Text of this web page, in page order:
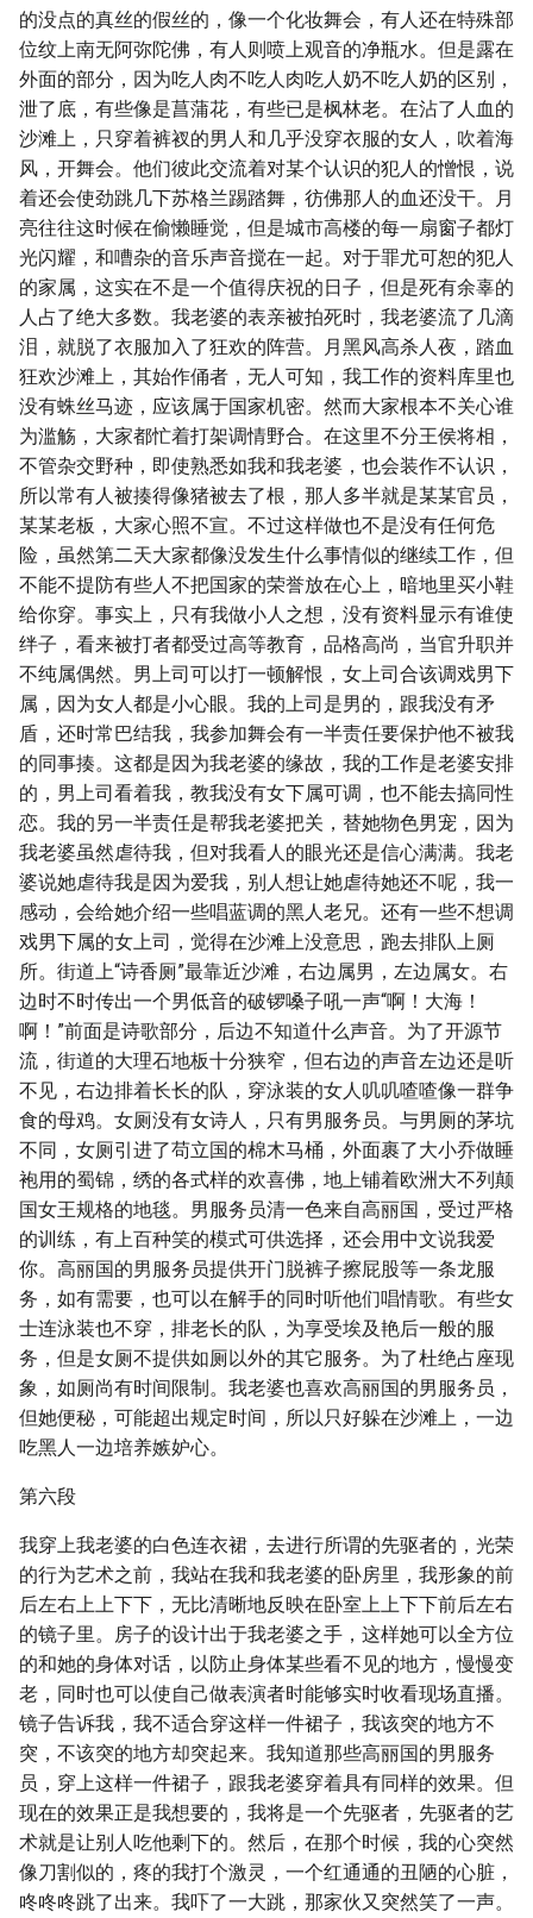
的没点的真丝的假丝的，像一个化妆舞会，有人还在特殊部
位纹上南无阿弥陀佛，有人则喷上观音的净瓶水。但是露在
外面的部分，因为吃人肉不吃人肉吃人奶不吃人奶的区别，
泄了底，有些像是菖蒲花，有些已是枫林老。在沾了人血的
沙滩上，只穿着裤衩的男人和几乎没穿衣服的女人，吹着海
风，开舞会。他们彼此交流着对某个认识的犯人的憎恨，说
着还会使劲跳几下苏格兰踢踏舞，彷佛那人的血还没干。月
亮往往这时候在偷懒睡觉，但是城市高楼的每一扇窗子都灯
光闪耀，和嘈杂的音乐声音搅在一起。对于罪尤可恕的犯人
的家属，这实在不是一个值得庆祝的日子，但是死有余辜的
人占了绝大多数。我老婆的表亲被拍死时，我老婆流了几滴
泪，就脱了衣服加入了狂欢的阵营。月黑风高杀人夜，踏血
狂欢沙滩上，其始作俑者，无人可知，我工作的资料库里也
没有蛛丝马迹，应该属于国家机密。然而大家根本不关心谁
为滥觞，大家都忙着打架调情野合。在这里不分王侯将相，
不管杂交野种，即使熟悉如我和我老婆，也会装作不认识，
所以常有人被揍得像猪被去了根，那人多半就是某某官员，
某某老板，大家心照不宣。不过这样做也不是没有任何危
险，虽然第二天大家都像没发生什么事情似的继续工作，但
不能不提防有些人不把国家的荣誉放在心上，暗地里买小鞋
给你穿。事实上，只有我做小人之想，没有资料显示有谁使
绊子，看来被打者都受过高等教育，品格高尚，当官升职并
不纯属偶然。男上司可以打一顿解恨，女上司合该调戏男下
属，因为女人都是小心眼。我的上司是男的，跟我没有矛
盾，还时常巴结我，我参加舞会有一半责任要保护他不被我
的同事揍。这都是因为我老婆的缘故，我的工作是老婆安排
的，男上司看着我，教我没有女下属可调，也不能去搞同性
恋。我的另一半责任是帮我老婆把关，替她物色男宠，因为
我老婆虽然虐待我，但对我看人的眼光还是信心满满。我老
婆说她虐待我是因为爱我，别人想让她虐待她还不呢，我一
感动，会给她介绍一些唱蓝调的黑人老兄。还有一些不想调
戏男下属的女上司，觉得在沙滩上没意思，跑去排队上厕
所。街道上“诗香厕”最靠近沙滩，右边属男，左边属女。右
边时不时传出一个男低音的破锣嗓子吼一声“啊！大海！
啊！”前面是诗歌部分，后边不知道什么声音。为了开源节
流，街道的大理石地板十分狭窄，但右边的声音左边还是听
不见，右边排着长长的队，穿泳装的女人叽叽喳喳像一群争
食的母鸡。女厕没有女诗人，只有男服务员。与男厕的茅坑
不同，女厕引进了苟立国的棉木马桶，外面裹了大小乔做睡
袍用的蜀锦，绣的各式样的欢喜佛，地上铺着欧洲大不列颠
国女王规格的地毯。男服务员清一色来自高丽国，受过严格
的训练，有上百种笑的模式可供选择，还会用中文说我爱
你。高丽国的男服务员提供开门脱裤子擦屁股等一条龙服
务，如有需要，也可以在解手的同时听他们唱情歌。有些女
士连泳装也不穿，排老长的队，为享受埃及艳后一般的服
务，但是女厕不提供如厕以外的其它服务。为了杜绝占座现
象，如厕尚有时间限制。我老婆也喜欢高丽国的男服务员，
但她便秘，可能超出规定时间，所以只好躲在沙滩上，一边
吃黑人一边培养嫉妒心。
第六段
我穿上我老婆的白色连衣裙，去进行所谓的先驱者的，光荣
的行为艺术之前，我站在我和我老婆的卧房里，我形象的前
后左右上上下下，无比清晰地反映在卧室上上下下前后左右
的镜子里。房子的设计出于我老婆之手，这样她可以全方位
的和她的身体对话，以防止身体某些看不见的地方，慢慢变
老，同时也可以使自己做表演者时能够实时收看现场直播。
镜子告诉我，我不适合穿这样一件裙子，我该突的地方不
突，不该突的地方却突起来。我知道那些高丽国的男服务
员，穿上这样一件裙子，跟我老婆穿着具有同样的效果。但
现在的效果正是我想要的，我将是一个先驱者，先驱者的艺
术就是让别人吃他剩下的。然后，在那个时候，我的心突然
像刀割似的，疼的我打个激灵，一个红通通的丑陋的心脏，
咚咚咚跳了出来。我吓了一大跳，那家伙又突然笑了一声。